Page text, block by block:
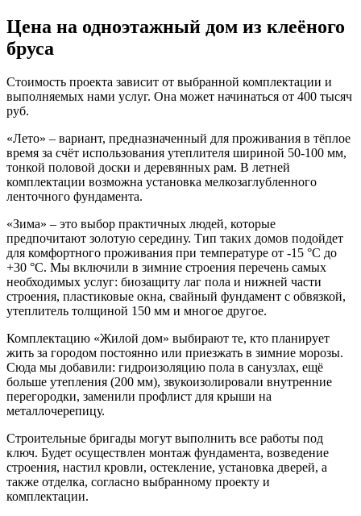
Цена на одноэтажный дом из клеёного
бруса
Стоимость проекта зависит от выбранной комплектации и
выполняемых нами услуг. Она может начинаться от 400 тысяч
руб.
«Лето» ‒ вариант, предназначенный для проживания в тёплое
время за счёт использования утеплителя шириной 50-100 мм,
тонкой половой доски и деревянных рам. В летней
комплектации возможна установка мелкозаглубленного
ленточного фундамента.
«Зима» ‒ это выбор практичных людей, которые
предпочитают золотую середину. Тип таких домов подойдет
для комфортного проживания при температуре от -15 °С до
+30 °С. Мы включили в зимние строения перечень самых
необходимых услуг: биозащиту лаг пола и нижней части
строения, пластиковые окна, свайный фундамент с обвязкой,
утеплитель толщиной 150 мм и многое другое.
Комплектацию «Жилой дом» выбирают те, кто планирует
жить за городом постоянно или приезжать в зимние морозы.
Сюда мы добавили: гидроизоляцию пола в санузлах, ещё
больше утепления (200 мм), звукоизолировали внутренние
перегородки, заменили профлист для крыши на
металлочерепицу.
Строительные бригады могут выполнить все работы под
ключ. Будет осуществлен монтаж фундамента, возведение
строения, настил кровли, остекление, установка дверей, а
также отделка, согласно выбранному проекту и
комплектации.